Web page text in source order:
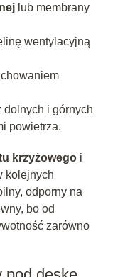
lub membrany
wentylacyjną
dolnych i górnych
powietrza.
krzyżowegoi
kolejnych
odporny na
bo od
zarówno